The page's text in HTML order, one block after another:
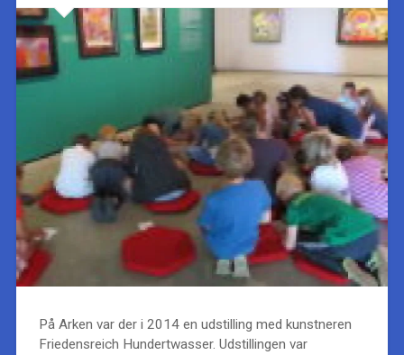
På Arken var der i 2014 en udstilling med kunstneren
Friedensreich Hundertwasser. Udstillingen var